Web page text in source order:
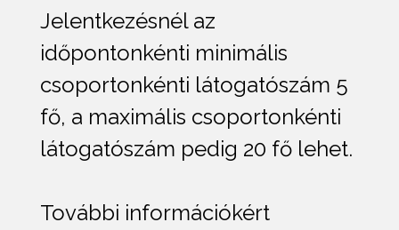
Jelentkezésnél az
időpontonkénti minimális
csoportonkénti látogatószám 5
fő, a maximális csoportonkénti
látogatószám pedig 20 fő lehet.
További információkért